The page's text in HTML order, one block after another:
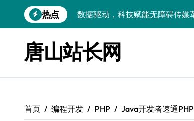
到
热点
VR跨界融合新趋势：站长资源全
云计算弹性架构：智能资源调配
数据驱动传媒革新：交互优化实
数据驱动下的传媒生态量子跃迁
唐山站长网
首页 编程开发 PHP Java开发者速通